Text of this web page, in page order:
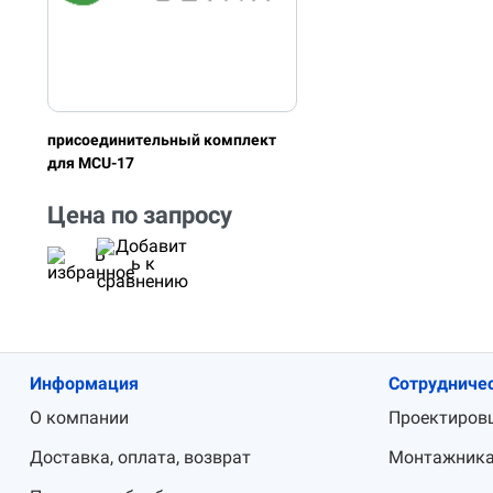
присоединительный комплект
для MCU-17
Цена по запросу
Информация
О компании
Доставка, оплата, возврат